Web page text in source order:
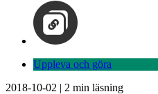
Uppleva och göra
2018-10-02 | 2 min läsning